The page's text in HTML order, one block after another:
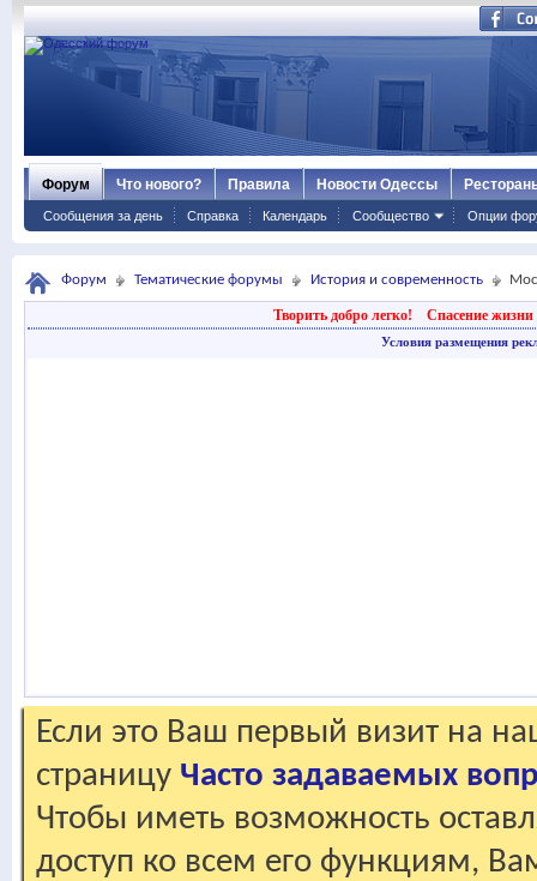
Форум
Сообщения за день Справка Календарь Сообщество Опции
Что нового? Правила Новости Одессы
Форум Тематические форумы История и современность
Творить добро легко! Спасение жизни
Условия размещения
Если это Ваш первый визит на
страницу Часто задаваемых
Чтобы иметь возможность
доступ ко всем его функциям,